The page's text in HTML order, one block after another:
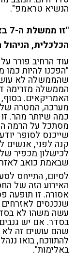
הנשיא טראמפ".
הכלכלית,
עוד הרחיב פורר
"הפכנו להיות
שהממשלה לא
הממשלה מזרימה
האמריקאים.
מערכה, המטרה
מסתכל על הרמה
שייכנס לסופר
קנה לפני, אנשים
לכישלון מכפיר
שבאמת כואב
לסיום, התייחס
האירוע הזה של
אסורה. זו תופעה
שנכנסים
עשה משהו לא
בסדר. אם יש
שהם עושים זה לא
להתווכח, בואו
באלימות".